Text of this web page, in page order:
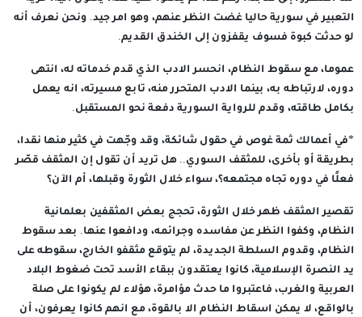
التعبير في سورية حاليا غضت النظر عنهم، وهو امر جيد. ونحن نعرف أنه
لو حدثت كبوة فسوف يقفزون إلى الخندق القديم.
عموما، مع سقوط النظام، انحسر الادب الذي قدم خدماته له، انتهى
دوره، لارتباطه به، بينما الادب المتحرر منه، تابع مسيرته، انه يعمل
بكامل طاقته، وقدم للرواية السورية دفعة نحو المستقبل.
*في أعمالك ثمة غوص في حقول شائكة، وقد وجّهت في كثير منها نقدا،
بطريقة أو بأخرى، للمثقف السوري.. هل تريد أن تقول إن المثقف قصّر
فعلًا في دوره تجاه مجتمعه؟، سواء خلال الثورة وقبلها، أم الآن؟
تقصير المثقف ظهر خلال الثورة، تحجج بعض المثقفين بعلمانية
النظام، وكفوا النظر عن مفاسده وجرائمه، ودافعوا عنها. بعد سقوط
النظام، وقدوم السلطة الجديدة، لم يتوقع مثقفو الخارج، سقوطه على
يد النصرة الإسلامية، كانوا يعتقدون ببقاء الأسد تحت ضغوط البلاد
العربية والغرب، فاعتبروا ما حدث مؤامرة، هؤلاء لم يكونوا على صلة
بالواقع، لا يمكن اسقاط النظام الا بالقوة، مع انهم كانوا يعرفون، أن